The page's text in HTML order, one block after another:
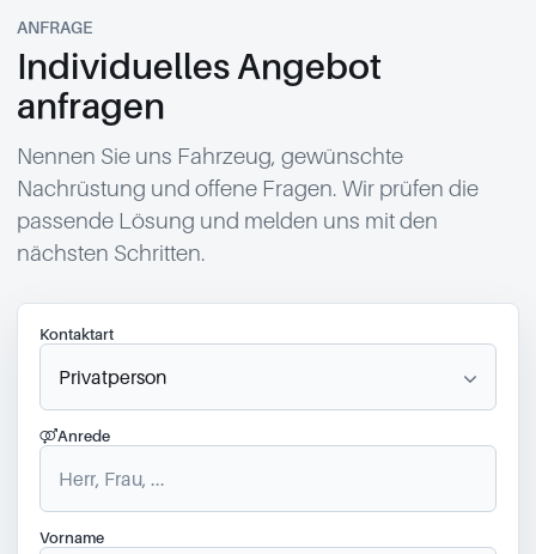
ANFRAGE
Individuelles Angebot
anfragen
Nennen Sie uns Fahrzeug, gewünschte
Nachrüstung und offene Fragen. Wir prüfen die
passende Lösung und melden uns mit den
nächsten Schritten.
Kontaktart
Anrede
Vorname